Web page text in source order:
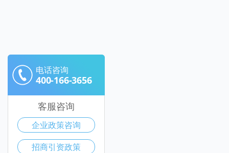
电话咨询
400-166-3656
客服咨询
企业政策咨询
招商引资政策